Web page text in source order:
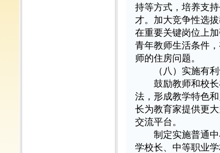
持等方式，培养支
才。加大竞争性选
在重要关键岗位上
青年教师生活条件
师的住房问题。
（八）实施有
鼓励教师和校长
法，形成教学特色
长为教育家提供更
交流平台。
制定实施普通中
学校长、中等职业